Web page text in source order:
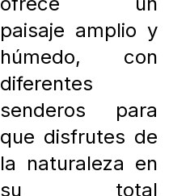
paisaje amplio y
húmedo, con
diferentes
senderos para
que disfrutes de
la naturaleza en
su total